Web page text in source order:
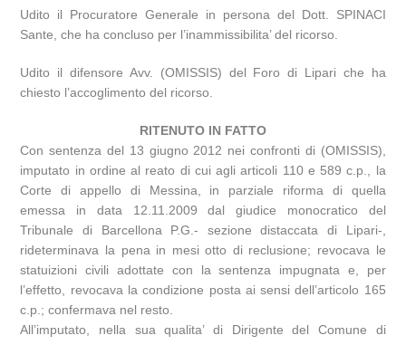
Udito il Procuratore Generale in persona del Dott. SPINACI
Sante, che ha concluso per l’inammissibilita’ del ricorso.
Udito il difensore Avv. (OMISSIS) del Foro di Lipari che ha
chiesto l’accoglimento del ricorso.
RITENUTO IN FATTO
Con sentenza del 13 giugno 2012 nei confronti di (OMISSIS),
imputato in ordine al reato di cui agli articoli 110 e 589 c.p., la
Corte di appello di Messina, in parziale riforma di quella
emessa in data 12.11.2009 dal giudice monocratico del
Tribunale di Barcellona P.G.- sezione distaccata di Lipari-,
rideterminava la pena in mesi otto di reclusione; revocava le
statuizioni civili adottate con la sentenza impugnata e, per
l’effetto, revocava la condizione posta ai sensi dell’articolo 165
c.p.; confermava nel resto.
All’imputato, nella sua qualita’ di Dirigente del Comune di